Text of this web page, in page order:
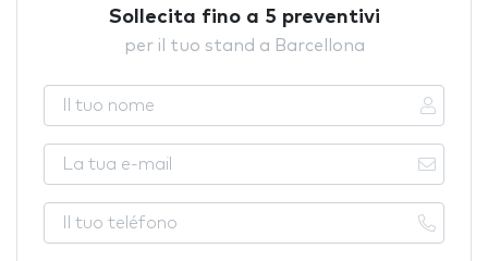
Sollecita fino a 5 preventivi
per il tuo stand a Barcellona